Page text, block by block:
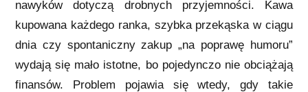
nawyków dotyczą drobnych przyjemności. Kawa
kupowana każdego ranka, szybka przekąska w ciągu
dnia czy spontaniczny zakup „na poprawę humoru”
wydają się mało istotne, bo pojedynczo nie obciążają
finansów. Problem pojawia się wtedy, gdy takie